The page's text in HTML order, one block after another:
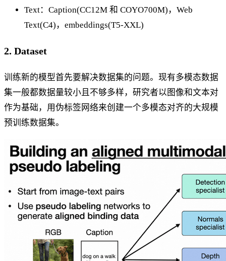
Text：Caption(CC12M 和 COYO700M)，Web
Text(C4)，embeddings(T5-XXL)
2. Dataset
训练新的模型首先要解决数据集的问题。现有多模态数据
集一般都数据量较小且不够多样，研究者以图像和文本对
作为基础，用伪标签网络来创建一个多模态对齐的大规模
预训练数据集。